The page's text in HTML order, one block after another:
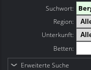
Suchwort:
Region:
Unterkunft:
Betten:
Erweiterte Suche